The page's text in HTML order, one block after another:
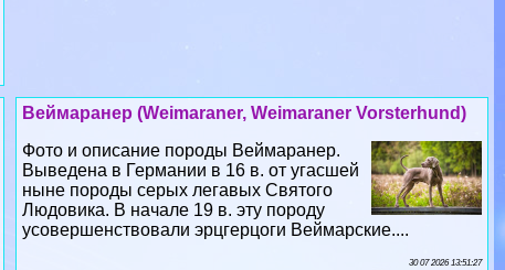
Веймаранер (Weimaraner, Weimaraner Vorsterhund)
Фото и описание породы Веймаранер.
Выведена в Германии в 16 в. от угасшей
ныне породы серых легавых Святого
Людовика. В начале 19 в. эту породу
усовершенствовали эрцгерцоги Веймарские....
30 07 2026 13:51:27